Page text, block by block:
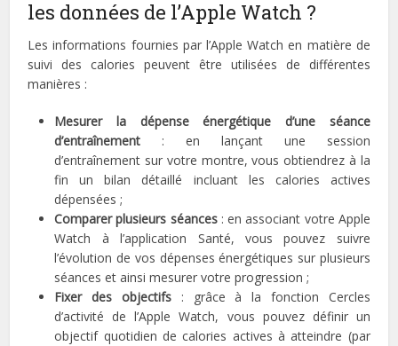
les données de l’Apple Watch ?
Les informations fournies par l’Apple Watch en matière de
suivi des calories peuvent être utilisées de différentes
manières :
Mesurer la dépense énergétique d’une séance
d’entraînement : en lançant une session
d’entraînement sur votre montre, vous obtiendrez à la
fin un bilan détaillé incluant les calories actives
dépensées ;
Comparer plusieurs séances: en associant votre Apple
Watch à l’application Santé, vous pouvez suivre
l’évolution de vos dépenses énergétiques sur plusieurs
séances et ainsi mesurer votre progression ;
Fixer des objectifs: grâce à la fonction Cercles
d’activité de l’Apple Watch, vous pouvez définir un
objectif quotidien de calories actives à atteindre (par